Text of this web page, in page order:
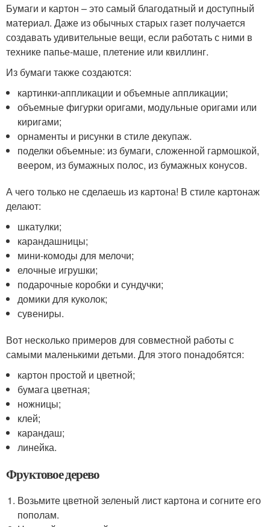
Бумаги и картон – это самый благодатный и доступный
материал. Даже из обычных старых газет получается
создавать удивительные вещи, если работать с ними в
технике папье-маше, плетение или квиллинг.
Из бумаги также создаются:
картинки-аппликации и объемные аппликации;
объемные фигурки оригами, модульные оригами или
киригами;
орнаменты и рисунки в стиле декупаж.
поделки объемные: из бумаги, сложенной гармошкой,
веером, из бумажных полос, из бумажных конусов.
А чего только не сделаешь из картона! В стиле картонаж
делают:
шкатулки;
карандашницы;
мини-комоды для мелочи;
елочные игрушки;
подарочные коробки и сундучки;
домики для куколок;
сувениры.
Вот несколько примеров для совместной работы с
самыми маленькими детьми. Для этого понадобятся:
картон простой и цветной;
бумага цветная;
ножницы;
клей;
карандаш;
линейка.
Фруктовое дерево
Возьмите цветной зеленый лист картона и согните его
пополам.